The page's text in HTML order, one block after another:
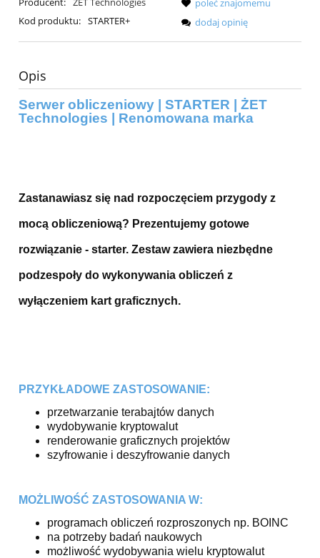
Kod produktu: STARTER+
poleć znajomemu
dodaj opinię
Opis
Serwer obliczeniowy | STARTER | ŻET
Technologies | Renomowana marka
Zastanawiasz się nad rozpoczęciem przygody z
mocą obliczeniową? Prezentujemy gotowe
rozwiązanie - starter. Zestaw zawiera niezbędne
podzespoły do wykonywania obliczeń z
wyłączeniem kart graficznych.
PRZYKŁADOWE ZASTOSOWANIE:
przetwarzanie terabajtów danych
wydobywanie kryptowalut
renderowanie graficznych projektów
szyfrowanie i deszyfrowanie danych
MOŻLIWOŚĆ ZASTOSOWANIA W:
programach obliczeń rozproszonych np. BOINC
na potrzeby badań naukowych
możliwość wydobywania wielu kryptowalut